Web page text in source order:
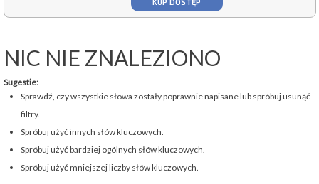
KUP DOSTĘP
NIC NIE ZNALEZIONO
Sugestie:
Sprawdź, czy wszystkie słowa zostały poprawnie napisane lub spróbuj usunąć
filtry.
Spróbuj użyć innych słów kluczowych.
Spróbuj użyć bardziej ogólnych słów kluczowych.
Spróbuj użyć mniejszej liczby słów kluczowych.